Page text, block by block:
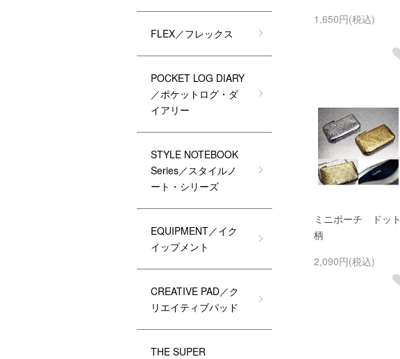
1,650円(税込)
ミニポーチ ドット
柄
2,090円(税込)
FLEX／フレックス
POCKET LOG DIARY
／ポケットログ・ダ
イアリー
STYLE NOTEBOOK
Series／スタイルノ
ート・シリーズ
EQUIPMENT／イク
イップメント
CREATIVE PAD／ク
リエイティブパッド
THE SUPER